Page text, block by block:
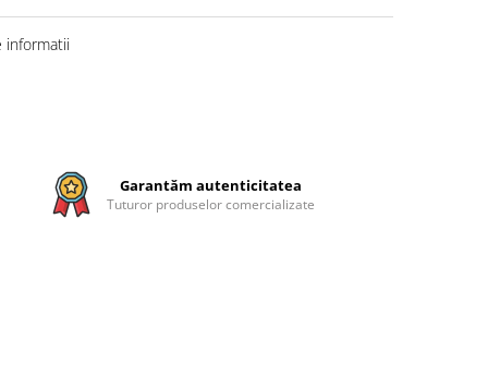
informatii
Garantăm autenticitatea
Tuturor produselor comercializate